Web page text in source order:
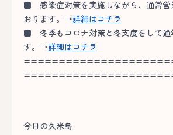
■ 感染症対策を実施しながら、通常営
おります。→詳細はコチラ
■ 冬季もコロナ対策と冬支度をして通
す。→詳細はコチラ
今日の久米島